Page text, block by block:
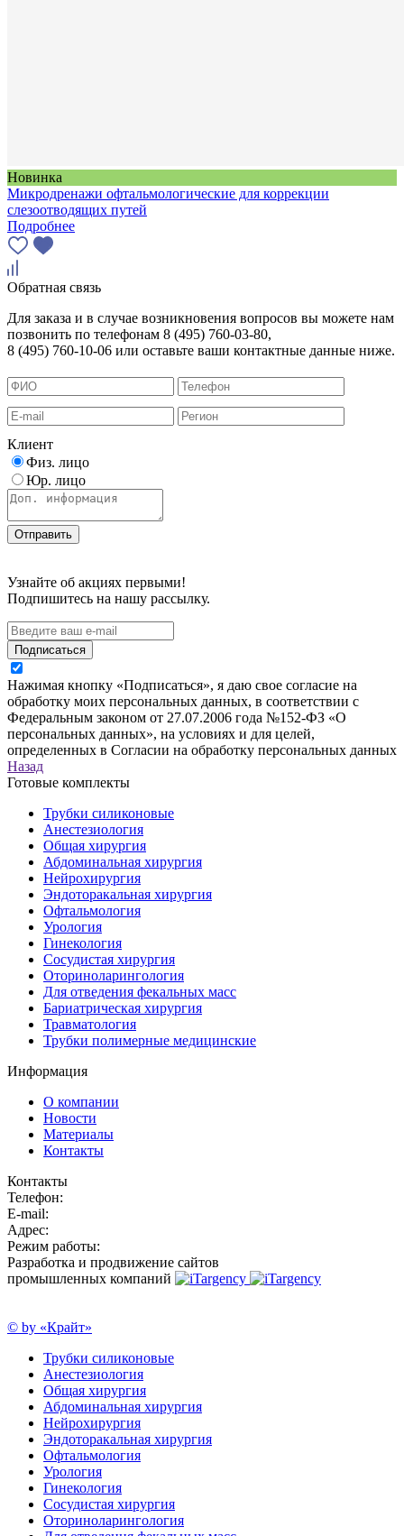
Новинка
Микродренажи офтальмологические для коррекции
слезоотводящих путей
Подробнее
Обратная связь
Для заказа и в случае возникновения вопросов вы можете нам
позвонить по телефонам 8 (495) 760-03-80,
8 (495) 760-10-06 или оставьте ваши контактные данные ниже.
Клиент
Физ. лицо
Юр. лицо
Узнайте об акциях первыми!
Подпишитесь на нашу рассылку.
Подписаться
Нажимая кнопку «Подписаться», я даю свое согласие на
обработку моих персональных данных, в соответствии с
Федеральным законом от 27.07.2006 года №152-ФЗ «О
персональных данных», на условиях и для целей,
определенных в Согласии на обработку персональных данных
Назад
Готовые комплекты
Трубки силиконовые
Анестезиология
Общая хирургия
Абдоминальная хирургия
Нейрохирургия
Эндоторакальная хирургия
Офтальмология
Урология
Гинекология
Сосудистая хирургия
Оториноларингология
Для отведения фекальных масс
Бариатрическая хирургия
Травматология
Трубки полимерные медицинские
Информация
О компании
Новости
Материалы
Контакты
Контакты
Телефон:
E-mail:
Адрес:
Режим работы:
Разработка и продвижение сайтов
промышленных компаний
© by «Крайт»
Трубки силиконовые
Анестезиология
Общая хирургия
Абдоминальная хирургия
Нейрохирургия
Эндоторакальная хирургия
Офтальмология
Урология
Гинекология
Сосудистая хирургия
Оториноларингология